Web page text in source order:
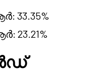
33.35%
23.21%